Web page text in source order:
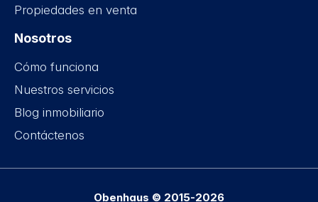
Propiedades en venta
Nosotros
Cómo funciona
Nuestros servicios
Blog inmobiliario
Contáctenos
Obenhaus © 2015-2026